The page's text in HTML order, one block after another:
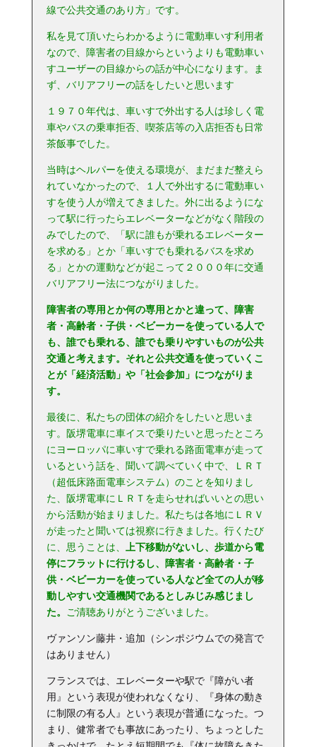
線で公共交通のあり方」です。
私を見て頂いたらわかるように電動車いす利用者
なので、障害者の目線からというよりも電動車い
すユーザーの目線からの話が中心になります。ま
ず、バリアフリーの話をしたいと思います
１９７０年代は、車いすで外出する人は珍しく電
車やバスの乗車拒否、喫茶店等の入店拒否も日常
茶飯事でした。
当時はヘルパーを使える環境が、まだまだ整えら
れていなかったので、１人で外出するに電動車い
すを使う人が増えてきました。外に出るようにな
って駅に行ったらエレベーターなどがなく階段の
みでしたので、「駅に誰もが乗れるエレベーター
を求める」とか「車いすでも乗れるバスを求め
る」とかの運動などが起こって２０００年に交通
バリアフリー法につながりました。
障害者の専用とか何の専用とかと違って、障害
者・高齢者・子供・ベビーカーを使っている人で
も、誰でも乗れる、誰でも乗りやすいものが公共
交通と考えます。それと公共交通を使っていくこ
とが「経済活動」や「社会参加」につながりま
す。
最後に、私たちの団体の紹介をしたいと思いま
す。阪堺電車に車イスで乗りたいと思ったところ
にヨーロッパに車いすで乗れる路面電車が走って
いるという話を、聞いて調べていく中で、ＬＲＴ
（超低床路面電車システム）のことを知りまし
た、阪堺電車にＬＲＴを走らせればいいとの思い
から活動が始まりました。私たちは各地にＬＲＶ
が走ったと聞いては視察に行きました。行くたび
に、思うことは、 上下移動がないし、歩道から電
停にフラットに行けるし、障害者・高齢者・子
供・ベビーカーを使っている人など全ての人が移
動しやすい交通機関であるとしみじみ感じまし
た。 ご清聴ありがとうございました。
ヴァンソン藤井・追加（シンポジウムでの発言で
はありません）
フランスでは、エレベーターや駅で『障がい者
用』という表現が使われなくなり、『身体の動き
に制限の有る人』という表現が普通になった。つ
まり、健常者でも事故にあったり、ちょっとした